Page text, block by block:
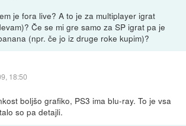
je fora live? A to je za multiplayer igrat
Če se mi gre samo za SP igrat pa je
(npr. če jo iz druge roke kupim)?
18:50
boljšo grafiko, PS3 ima blu-ray. To je vsa
so pa detajli.